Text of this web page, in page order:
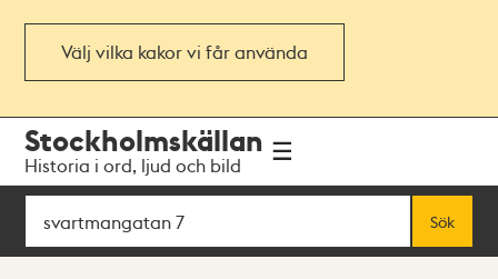
Välj vilka kakor vi får använda
navigationen
huvudinnehållet
Stockholmskällan
Historia i ord, ljud och bild
Sök
Sök